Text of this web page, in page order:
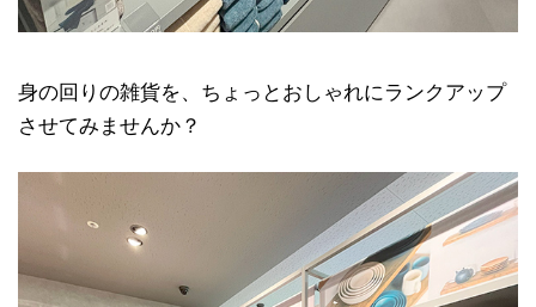
身の回りの雑貨を、ちょっとおしゃれにランクアップ
させてみませんか？